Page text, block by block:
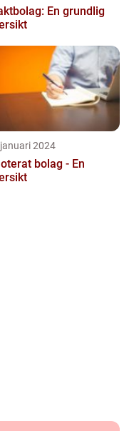
En grundlig
2024
bolag - En